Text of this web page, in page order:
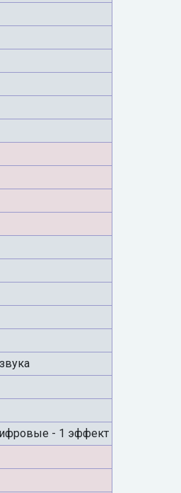
- 1 эффект